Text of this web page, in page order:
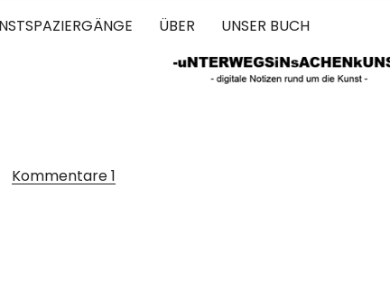
ÜBER UNSER BUCH
IN
Kommentare1